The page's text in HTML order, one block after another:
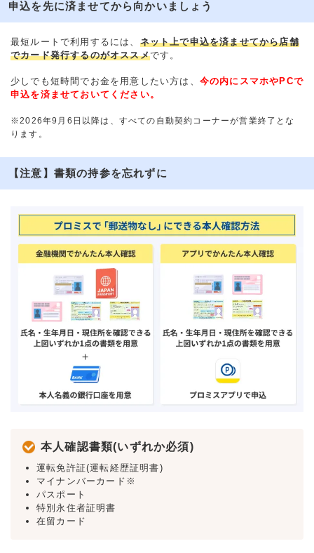
申込を先に済ませてから向かいましょう
最短ルートで利用するには、 ネット上で申込を済ませてから店舗
でカード発行するのがオススメです。
少しでも短時間でお金を用意したい方は、 今の内にスマホやPCで
申込を済ませておいてください。
※2026年9月6日以降は、すべての自動契約コーナーが営業終了とな
ります。
【注意】書類の持参を忘れずに
本人確認書類(いずれか必須)
運転免許証(運転経歴証明書)
マイナンバーカード※
パスポート
特別永住者証明書
在留カード